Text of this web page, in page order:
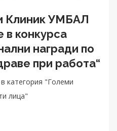
Клиник УМБАЛ
в конкурса
награди по
при работа“
категория "Големи
лица"